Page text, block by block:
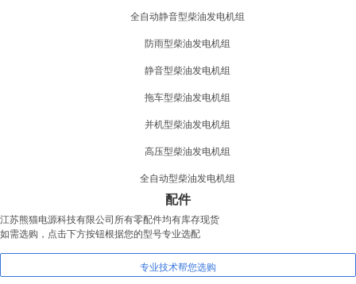
全自动静音型柴油发电机组
防雨型柴油发电机组
静音型柴油发电机组
拖车型柴油发电机组
并机型柴油发电机组
高压型柴油发电机组
全自动型柴油发电机组
配件
江苏熊猫电源科技有限公司所有零配件均有库存现货
如需选购，点击下方按钮根据您的型号专业选配
专业技术帮您选购